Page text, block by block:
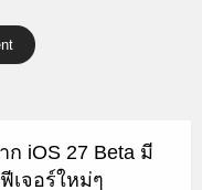
ก iOS 27 Beta มี
เจอร์ใหม่ๆ